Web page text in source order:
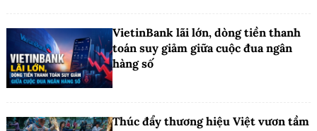
VietinBank lãi lớn, dòng tiền thanh
toán suy giảm giữa cuộc đua ngân
hàng số
Thúc đẩy thương hiệu Việt vươn tầm